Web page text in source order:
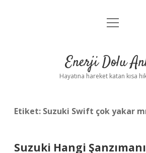
Anasayfa
Yasal Uyarı
menüyü
Enerji Dolu
Hayatına hareket katan kısa
Etiket: Suzuki Swift çok yakar
Suzuki Hangi